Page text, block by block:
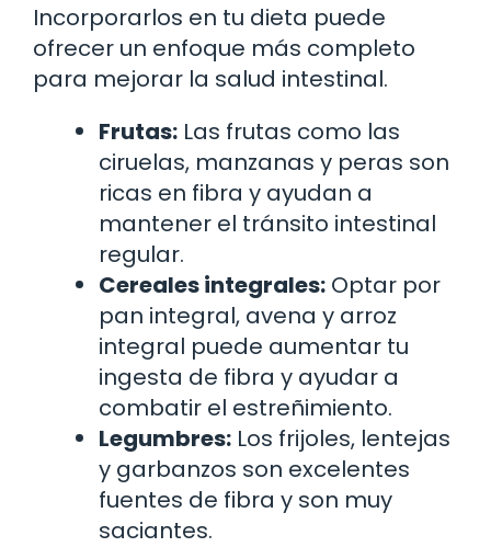
Incorporarlos en tu dieta puede
ofrecer un enfoque más completo
para mejorar la salud intestinal.
Frutas: Las frutas como las
ciruelas, manzanas y peras son
ricas en fibra y ayudan a
mantener el tránsito intestinal
regular.
Cereales integrales: Optar por
pan integral, avena y arroz
integral puede aumentar tu
ingesta de fibra y ayudar a
combatir el estreñimiento.
Legumbres: Los frijoles, lentejas
y garbanzos son excelentes
fuentes de fibra y son muy
saciantes.